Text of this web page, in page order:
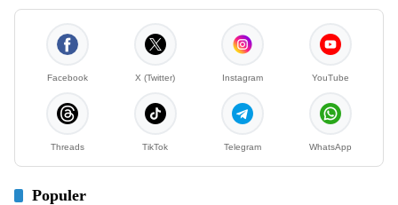
Facebook X (Twitter) Instagram YouTube
Threads TikTok Telegram WhatsApp
Populer